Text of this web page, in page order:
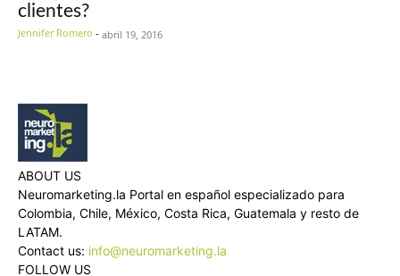
clientes?
Jennifer Romero - abril 19, 2016
ABOUT US
Neuromarketing.la Portal en español especializado para
Colombia, Chile, México, Costa Rica, Guatemala y resto de
LATAM.
Contact us: info@neuromarketing.la
FOLLOW US